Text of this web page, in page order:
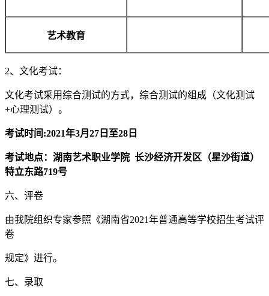
艺术教育
2、文化考试：
文化考试采用综合测试的方式，综合测试的组成（文化测试
+心理测试）。
考试时间:2021年3月27日至28日
考试地点： 湖南艺术职业学院 长沙经济开发区（星沙街道）
特立东路719号
六、评卷
由我院组织专家参照《湖南省2021年普通高等学校招生考试评
卷
规定》进行。
七、录取